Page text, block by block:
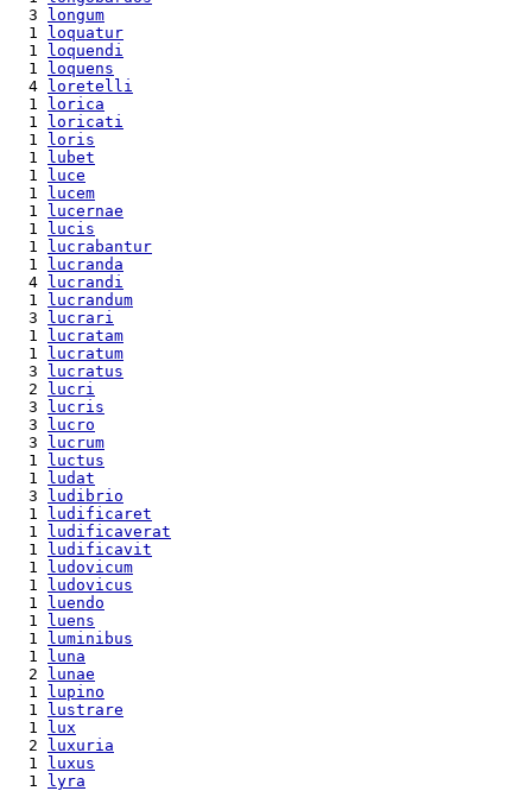
  3
longum
  1
loquatur
  1
loquendi
  1
loquens
  4
loretelli
  1
lorica
  1
loricati
  1
loris
  1
lubet
  1
luce
  1
lucem
  1
lucernae
  1
lucis
  1
lucrabantur
  1
lucranda
  4
lucrandi
  1
lucrandum
  3
lucrari
  1
lucratam
  1
lucratum
  3
lucratus
  2
lucri
  3
lucris
  3
lucro
  3
lucrum
  1
luctus
  1
ludat
  3
ludibrio
  1
ludificaret
  1
ludificaverat
  1
ludificavit
  1
ludovicum
  1
ludovicus
  1
luendo
  1
luens
  1
luminibus
  1
luna
  2
lunae
  1
lupino
  1
lustrare
  1
lux
  2
luxuria
  1
luxus
  1
lyra